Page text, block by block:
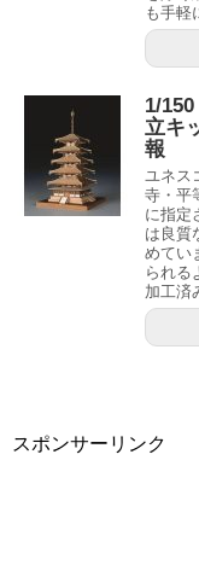
も手軽
1/
立キ
報
ユネス
寺・平
に指定
は良質
めてい
られる
加工済
スポンサーリンク